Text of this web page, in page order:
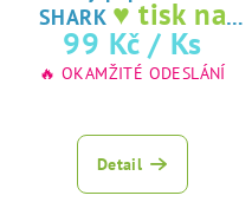
SHARK ♥ tisk na
jedlý papír
99 Kč / Ks
🔥 OKAMŽITÉ ODESLÁNÍ
Detail